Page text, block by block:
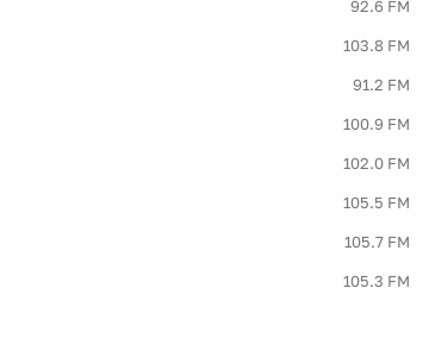
92.6 FM
103.8 FM
91.2 FM
100.9 FM
102.0 FM
105.5 FM
105.7 FM
105.3 FM